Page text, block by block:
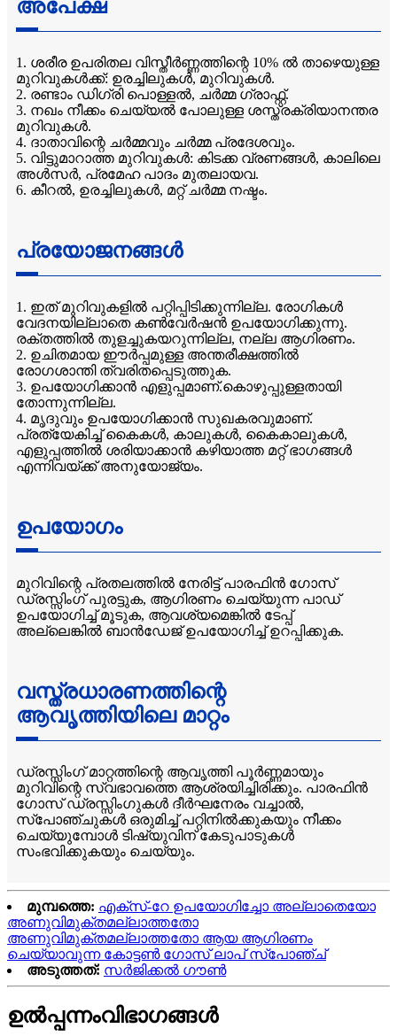
അപേക്ഷ
1. ശരീര ഉപരിതല വിസ്തീർണ്ണത്തിന്റെ 10% ൽ താഴെയുള്ള
മുറിവുകൾക്ക്: ഉരച്ചിലുകൾ, മുറിവുകൾ.
2. രണ്ടാം ഡിഗ്രി പൊള്ളൽ, ചർമ്മ ഗ്രാഫ്റ്റ്.
3. നഖം നീക്കം ചെയ്യൽ പോലുള്ള ശസ്ത്രക്രിയാനന്തര
മുറിവുകൾ.
4. ദാതാവിന്റെ ചർമ്മവും ചർമ്മ പ്രദേശവും.
5. വിട്ടുമാറാത്ത മുറിവുകൾ: കിടക്ക വ്രണങ്ങൾ, കാലിലെ
അൾസർ, പ്രമേഹ പാദം മുതലായവ.
6. കീറൽ, ഉരച്ചിലുകൾ, മറ്റ് ചർമ്മ നഷ്ടം.
പ്രയോജനങ്ങൾ
1. ഇത് മുറിവുകളിൽ പറ്റിപ്പിടിക്കുന്നില്ല. രോഗികൾ
വേദനയില്ലാതെ കൺവേർഷൻ ഉപയോഗിക്കുന്നു.
രക്തത്തിൽ തുളച്ചുകയറുന്നില്ല, നല്ല ആഗിരണം.
2. ഉചിതമായ ഈർപ്പമുള്ള അന്തരീക്ഷത്തിൽ
രോഗശാന്തി ത്വരിതപ്പെടുത്തുക.
3. ഉപയോഗിക്കാൻ എളുപ്പമാണ്.കൊഴുപ്പുള്ളതായി
തോന്നുന്നില്ല.
4. മൃദുവും ഉപയോഗിക്കാൻ സുഖകരവുമാണ്.
പ്രത്യേകിച്ച് കൈകൾ, കാലുകൾ, കൈകാലുകൾ,
എളുപ്പത്തിൽ ശരിയാക്കാൻ കഴിയാത്ത മറ്റ് ഭാഗങ്ങൾ
എന്നിവയ്ക്ക് അനുയോജ്യം.
ഉപയോഗം
മുറിവിന്റെ പ്രതലത്തിൽ നേരിട്ട് പാരഫിൻ ഗോസ്
ഡ്രസ്സിംഗ് പുരട്ടുക, ആഗിരണം ചെയ്യുന്ന പാഡ്
ഉപയോഗിച്ച് മൂടുക, ആവശ്യമെങ്കിൽ ടേപ്പ്
അല്ലെങ്കിൽ ബാൻഡേജ് ഉപയോഗിച്ച് ഉറപ്പിക്കുക.
വസ്ത്രധാരണത്തിന്റെ
ആവൃത്തിയിലെ മാറ്റം
ഡ്രസ്സിംഗ് മാറ്റത്തിന്റെ ആവൃത്തി പൂർണ്ണമായും
മുറിവിന്റെ സ്വഭാവത്തെ ആശ്രയിച്ചിരിക്കും. പാരഫിൻ
ഗോസ് ഡ്രസ്സിംഗുകൾ ദീർഘനേരം വച്ചാൽ,
സ്പോഞ്ചുകൾ ഒരുമിച്ച് പറ്റിനിൽക്കുകയും നീക്കം
ചെയ്യുമ്പോൾ ടിഷ്യുവിന് കേടുപാടുകൾ
സംഭവിക്കുകയും ചെയ്യും.
മുമ്പത്തെ: എക്സ്-റേ ഉപയോഗിച്ചോ അല്ലാതെയോ
അണുവിമുക്തമല്ലാത്തതോ
അണുവിമുക്തമല്ലാത്തതോ ആയ ആഗിരണം
ചെയ്യാവുന്ന കോട്ടൺ ഗോസ് ലാപ് സ്പോഞ്ച്
അടുത്തത്: സർജിക്കൽ ഗൗൺ
ഉൽപ്പന്നംവിഭാഗങ്ങൾ